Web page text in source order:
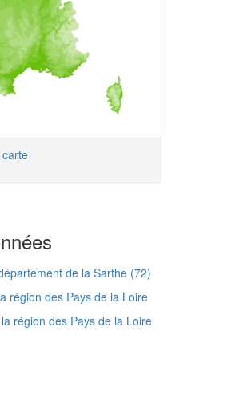
de la Sarthe (72)
région des Pays de la Loire
région des Pays de la Loire